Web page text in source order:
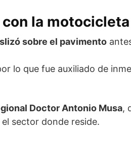
la motocicleta
sobre el pavimento
lo que fue auxiliado de
Doctor Antonio Musa,
el sector donde reside.